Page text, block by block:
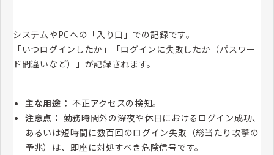
システムやPCへの「入り口」での記録です。
「いつログインしたか」「ログインに失敗したか（パスワー
ド間違いなど）」が記録されます。
主な用途： 不正アクセスの検知。
注意点： 勤務時間外の深夜や休日におけるログイン成功、
あるいは短時間に数百回のログイン失敗（総当たり攻撃の
予兆）は、即座に対処すべき危険信号です。